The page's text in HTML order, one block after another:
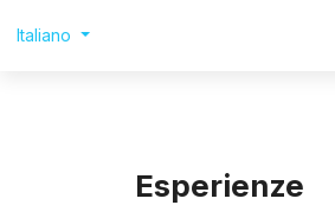
Italiano
Esperienze